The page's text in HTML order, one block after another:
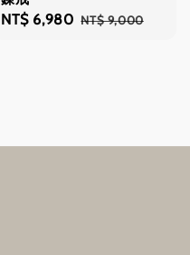
Sale
NT$ 6,980 Regular
NT$ 9,000